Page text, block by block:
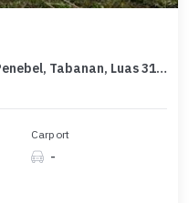
Tanah Nyaman untuk Hunian di Penebel, Tabanan, Luas 3140m²
Carport
-